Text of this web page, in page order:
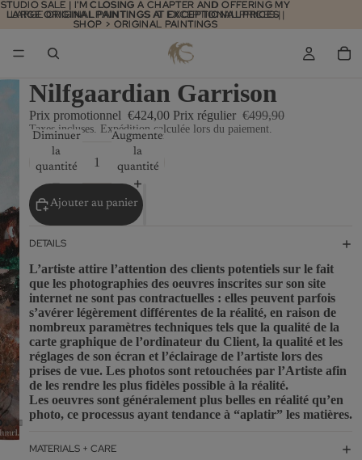
STUDIO SALE | I'MCLOSINGA CHAPTER AND OFFERING MY
LARGE ORIGINAL PAINTINGSAT EXCEPTIONAL PRICES|
SHOP > ORIGINAL PAINTINGS
STUDIO SALE | I'M CLOSING A CHAPTER AND OFFERING MY
LARGE ORIGINAL PAINTINGS AT EXCEPTIONAL PRICES |
SHOP > ORIGINAL PAINTINGS
Nilfgaardian Garrison
Prix promotionnel €424,00 Prix régulier €499,90
Taxes incluses. Expédition calculée lors du paiement.
Diminuer
la
quantité
Augmenter
la
quantité
Ajouter au panier
DETAILS
L’artiste attire l’attention des clients potentiels sur le fait
que les photographies des oeuvres inscrites sur son site
internet ne sont pas contractuelles : elles peuvent parfois
s’avérer légèrement différentes de la réalité, en raison de
nombreux paramètres techniques tels que la qualité de la
carte graphique de l’ordinateur du Client, la qualité et les
réglages de son écran et l’éclairage de l’artiste lors des
prises de vue. Les photos sont retouchées par l’Artiste afin
de les rendre les plus fidèles possible à la réalité.
Les oeuvres sont généralement plus belles en réalité qu’en
photo, ce processus ayant tendance à “aplatir” les matières.
MATERIALS + CARE